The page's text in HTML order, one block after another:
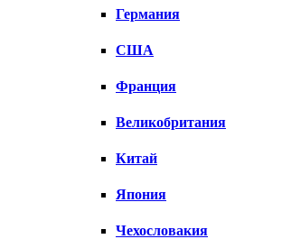
Германия
США
Франция
Великобритания
Китай
Япония
Чехословакия